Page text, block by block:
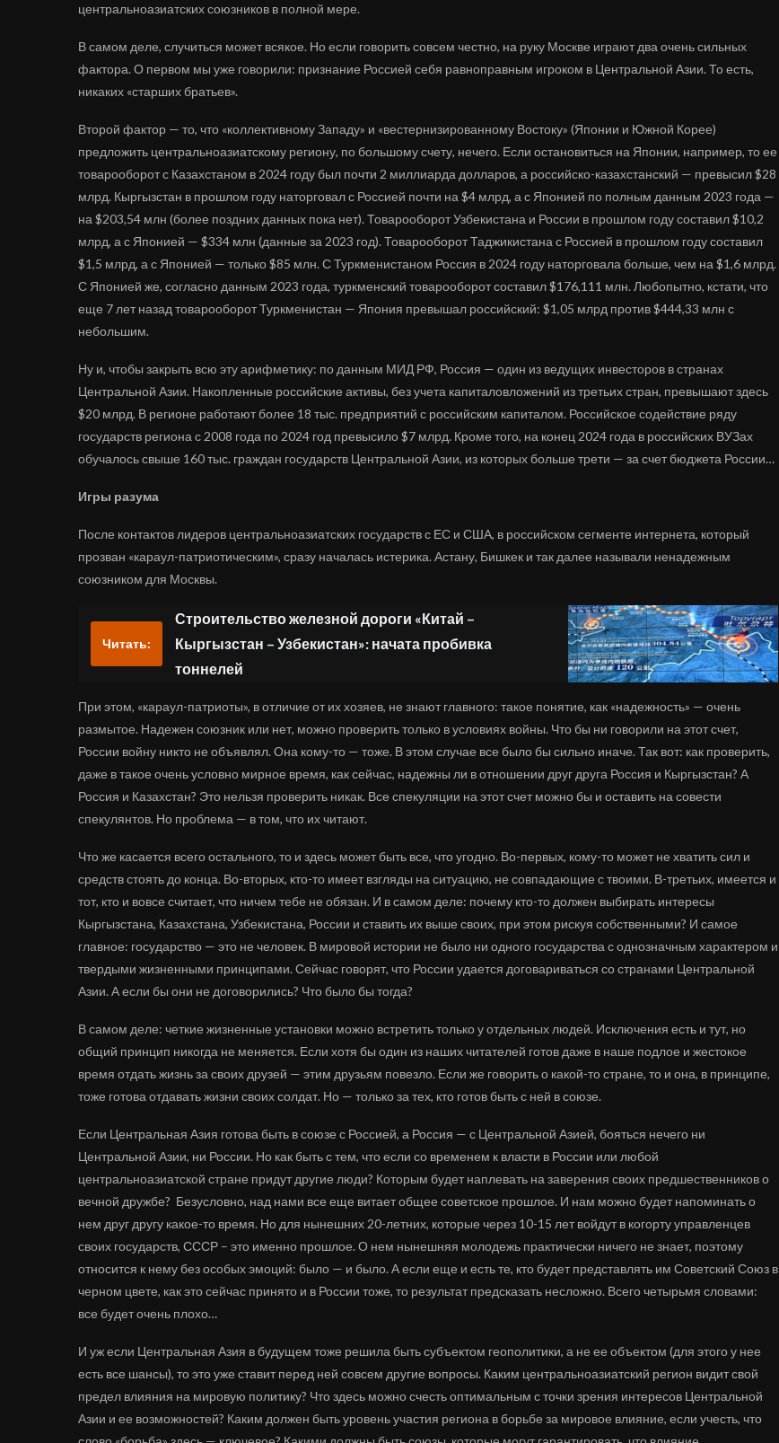
центральноазиатских союзников в полной мере.
В самом деле, случиться может всякое. Но если говорить совсем честно, на руку Москве играют два очень сильных
фактора. О первом мы уже говорили: признание Россией себя равноправным игроком в Центральной Азии. То есть,
никаких «старших братьев».
Второй фактор — то, что «коллективному Западу» и «вестернизированному Востоку» (Японии и Южной Корее)
предложить центральноазиатскому региону, по большому счету, нечего. Если остановиться на Японии, например, то ее
товарооборот с Казахстаном в 2024 году был почти 2 миллиарда долларов, а российско-казахстанский — превысил $28
млрд. Кыргызстан в прошлом году наторговал с Россией почти на $4 млрд, а с Японией по полным данным 2023 года —
на $203,54 млн (более поздних данных пока нет). Товарооборот Узбекистана и России в прошлом году составил $10,2
млрд, а с Японией — $334 млн (данные за 2023 год). Товарооборот Таджикистана с Россией в прошлом году составил
$1,5 млрд, а с Японией — только $85 млн. С Туркменистаном Россия в 2024 году наторговала больше, чем на $1,6 млрд.
С Японией же, согласно данным 2023 года, туркменский товарооборот составил $176,111 млн. Любопытно, кстати, что
еще 7 лет назад товарооборот Туркменистан — Япония превышал российский: $1,05 млрд против $444,33 млн с
небольшим.
Ну и, чтобы закрыть всю эту арифметику: по данным МИД РФ, Россия — один из ведущих инвесторов в странах
Центральной Азии. Накопленные российские активы, без учета капиталовложений из третьих стран, превышают здесь
$20 млрд. В регионе работают более 18 тыс. предприятий с российским капиталом. Российское содействие ряду
государств региона с 2008 года по 2024 год превысило $7 млрд. Кроме того, на конец 2024 года в российских ВУЗах
обучалось свыше 160 тыс. граждан государств Центральной Азии, из которых больше трети — за счет бюджета России…
Игры разума
После контактов лидеров центральноазиатских государств с ЕС и США, в российском сегменте интернета, который
прозван «караул-патриотическим», сразу началась истерика. Астану, Бишкек и так далее называли ненадежным
союзником для Москвы.
Читать:
Строительство железной дороги «Китай –
Кыргызстан – Узбекистан»: начата пробивка
тоннелей
При этом, «караул-патриоты», в отличие от их хозяев, не знают главного: такое понятие, как «надежность» — очень
размытое. Надежен союзник или нет, можно проверить только в условиях войны. Что бы ни говорили на этот счет,
России войну никто не объявлял. Она кому-то — тоже. В этом случае все было бы сильно иначе. Так вот: как проверить,
даже в такое очень условно мирное время, как сейчас, надежны ли в отношении друг друга Россия и Кыргызстан? А
Россия и Казахстан? Это нельзя проверить никак. Все спекуляции на этот счет можно бы и оставить на совести
спекулянтов. Но проблема — в том, что их читают.
Что же касается всего остального, то и здесь может быть все, что угодно. Во-первых, кому-то может не хватить сил и
средств стоять до конца. Во-вторых, кто-то имеет взгляды на ситуацию, не совпадающие с твоими. В-третьих, имеется и
тот, кто и вовсе считает, что ничем тебе не обязан. И в самом деле: почему кто-то должен выбирать интересы
Кыргызстана, Казахстана, Узбекистана, России и ставить их выше своих, при этом рискуя собственными? И самое
главное: государство — это не человек. В мировой истории не было ни одного государства с однозначным характером и
твердыми жизненными принципами. Сейчас говорят, что России удается договариваться со странами Центральной
Азии. А если бы они не договорились? Что было бы тогда?
В самом деле: четкие жизненные установки можно встретить только у отдельных людей. Исключения есть и тут, но
общий принцип никогда не меняется. Если хотя бы один из наших читателей готов даже в наше подлое и жестокое
время отдать жизнь за своих друзей — этим друзьям повезло. Если же говорить о какой-то стране, то и она, в принципе,
тоже готова отдавать жизни своих солдат. Но — только за тех, кто готов быть с ней в союзе.
Если Центральная Азия готова быть в союзе с Россией, а Россия — с Центральной Азией, бояться нечего ни
Центральной Азии, ни России. Но как быть с тем, что если со временем к власти в России или любой
центральноазиатской стране придут другие люди? Которым будет наплевать на заверения своих предшественников о
вечной дружбе? Безусловно, над нами все еще витает общее советское прошлое. И нам можно будет напоминать о
нем друг другу какое-то время. Но для нынешних 20-летних, которые через 10-15 лет войдут в когорту управленцев
своих государств, СССР – это именно прошлое. О нем нынешняя молодежь практически ничего не знает, поэтому
относится к нему без особых эмоций: было — и было. А если еще и есть те, кто будет представлять им Советский Союз в
черном цвете, как это сейчас принято и в России тоже, то результат предсказать несложно. Всего четырьмя словами:
все будет очень плохо…
И уж если Центральная Азия в будущем тоже решила быть субъектом геополитики, а не ее объектом (для этого у нее
есть все шансы), то это уже ставит перед ней совсем другие вопросы. Каким центральноазиатский регион видит свой
предел влияния на мировую политику? Что здесь можно счесть оптимальным с точки зрения интересов Центральной
Азии и ее возможностей? Каким должен быть уровень участия региона в борьбе за мировое влияние, если учесть, что